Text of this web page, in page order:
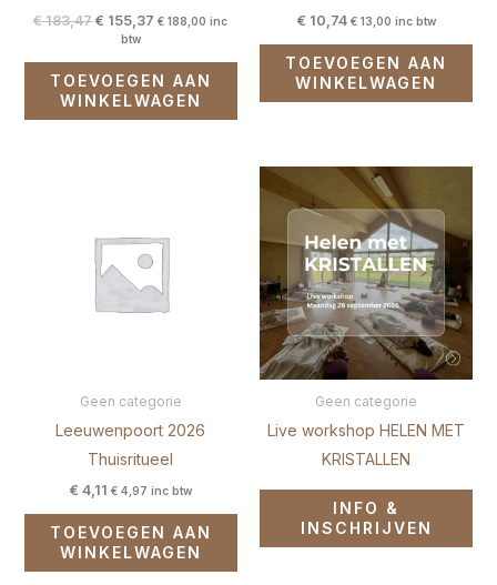
€183,47 € 155,37 € 188,00 inc
btw
TOEVOEGEN AAN
WINKELWAGEN
€ 10,74 €13,00 inc btw
TOEVOEGEN AAN
WINKELWAGEN
Geen categorie
Leeuwenpoort 2026
Thuisritueel
€ 4,11 €4,97 inc btw
TOEVOEGEN AAN
WINKELWAGEN
Geen categorie
Live workshop HELEN MET
KRISTALLEN
INFO &
INSCHRIJVEN